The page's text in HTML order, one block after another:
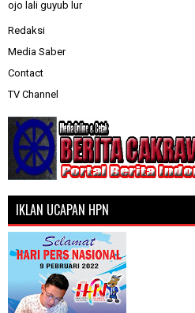
ojo lali guyub lur
Redaksi
Media Saber
Contact
TV Channel
IKLAN UCAPAN HPN